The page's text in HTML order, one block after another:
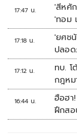
17:47 น.
'สีหศั
'ทอม
ประโ
17:18 น.
'ยศช
ปลอ
รุนแร
17:12 น.
ทบ. โ
กฎหม
16:44 น.
ฮือฮา
ฝึกสอ